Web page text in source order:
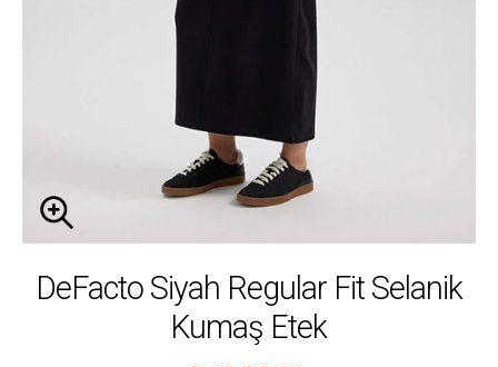
DeFacto Siyah Regular Fit Selanik
Kumaş Etek